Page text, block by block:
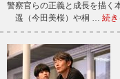
警察官らの正義と成長を描く
遥（今田美桜）や桐 … 続